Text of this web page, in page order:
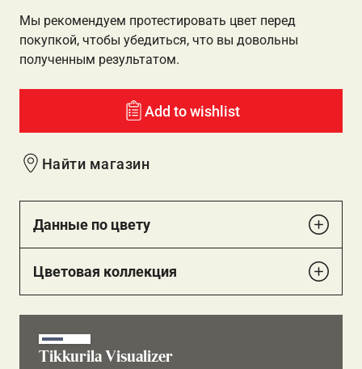
Мы рекомендуем протестировать цвет перед
покупкой, чтобы убедиться, что вы довольны
полученным результатом.
Add to wishlist
Найти магазин
Данные по цвету
Цветовая коллекция
Tikkurila Visualizer